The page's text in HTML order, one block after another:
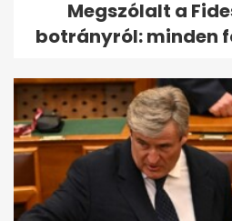
Megszólalt a
botrányról: minden